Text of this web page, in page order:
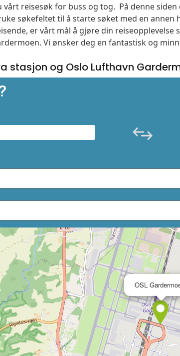
reisesøk for buss og tog. På denne
søkefeltet til å starte søket med en
er vårt mål å gjøre din
Vi ønsker deg en fantastisk og
stasjon og Oslo Lufthavn
OSL